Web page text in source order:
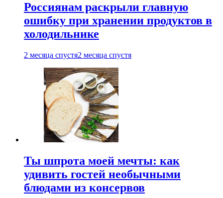
Россиянам раскрыли главную
ошибку при хранении продуктов в
холодильнике
2 месяца спустя2 месяца спустя
Ты шпрота моей мечты: как
удивить гостей необычными
блюдами из консервов